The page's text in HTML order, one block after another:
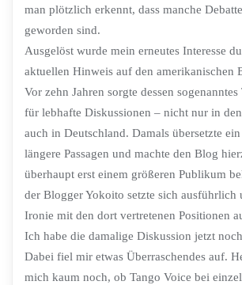
man plötzlich erkennt, dass manche
geworden sind.
Ausgelöst wurde mein erneutes Interesse
aktuellen Hinweis auf den amerikanischen
Vor zehn Jahren sorgte dessen
für lebhafte Diskussionen – nicht nur in
auch in Deutschland. Damals übersetzte
längere Passagen und machte den Blog
überhaupt erst einem größeren Publikum
der Blogger Yokoito setzte sich ausführlich
Ironie mit den dort vertretenen Positionen
Ich habe die damalige Diskussion jetzt
Dabei fiel mir etwas Überraschendes auf.
mich kaum noch, ob Tango Voice bei